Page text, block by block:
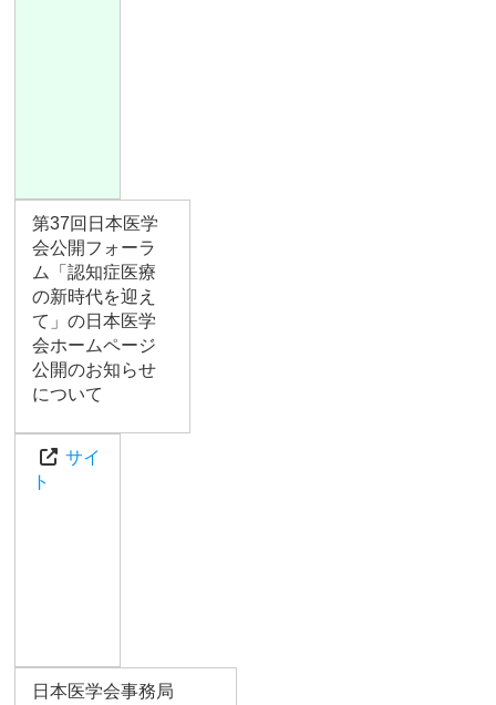
第37回日本医学
会公開フォーラ
ム「認知症医療
の新時代を迎え
て」の日本医学
会ホームページ
公開のお知らせ
について
サイ
ト
日本医学会事務局